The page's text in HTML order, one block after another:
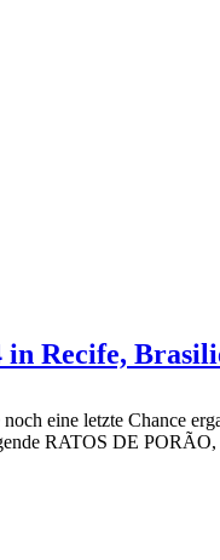
Recife,
eine letzte Chance
RATOS DE